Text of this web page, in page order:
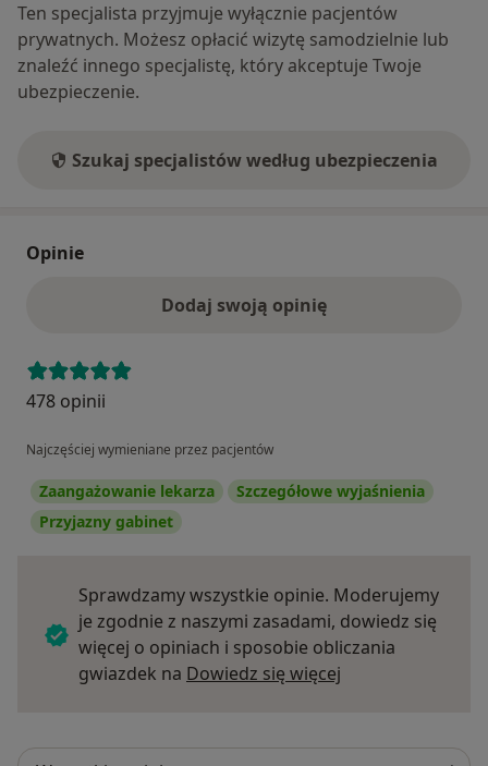
Ten specjalista przyjmuje wyłącznie pacjentów
prywatnych. Możesz opłacić wizytę samodzielnie lub
znaleźć innego specjalistę, który akceptuje Twoje
ubezpieczenie.
Szukaj specjalistów według ubezpieczenia
Opinie
Dodaj swoją opinię
478 opinii
Najczęściej wymieniane przez pacjentów
Zaangażowanie lekarza
Szczegółowe wyjaśnienia
Przyjazny gabinet
Sprawdzamy wszystkie opinie. Moderujemy
je zgodnie z naszymi zasadami, dowiedz się
więcej o opiniach i sposobie obliczania
gwiazdek na Dowiedz się więcej